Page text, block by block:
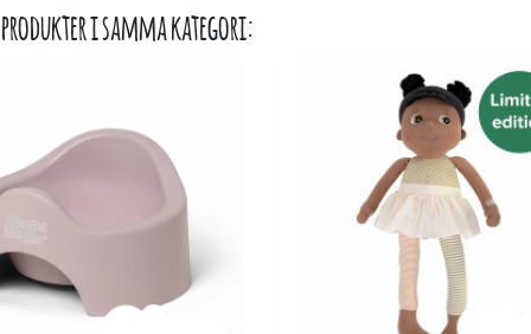
i samma kategori: